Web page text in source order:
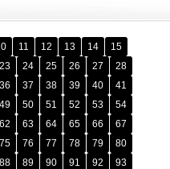
11 12 13 14
15
23 24 25 26 27
28
36 37 38 39 40
41
49 50 51 52 53
54
62 63 64 65 66
67
75 76 77 78 79
80
88 89 90 91 92
93